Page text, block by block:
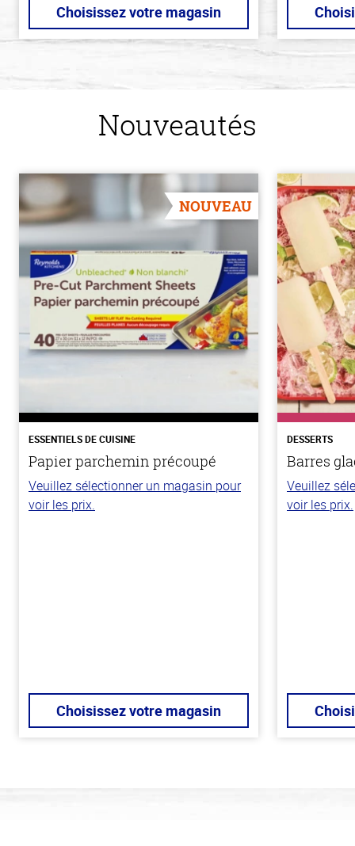
Choisissez votre magasin
Nouveautés
NOUVEAU
ESSENTIELS DE CUISINE
Papier parchemin précoupé
Veuillez sélectionner un magasin pour
voir les prix.
Choisissez votre magasin
DESSERTS
Barres
Veuillez
voir les prix.